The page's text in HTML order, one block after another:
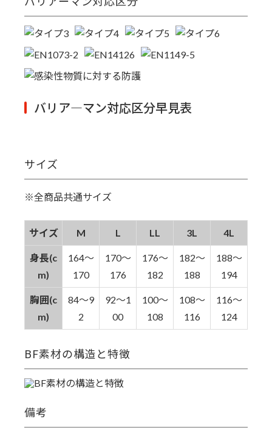
バリア―マン対応区分早見表
サイズ
※全商品共通サイズ
サイズ M L LL 3L 4L
身長(c
m)
164～
170
170～
176
176～
182
182～
188
188～
194
胸囲(c
m)
84～9
2
92～1
00
100～
108
108～
116
116～
124
BF素材の構造と特徴
備考